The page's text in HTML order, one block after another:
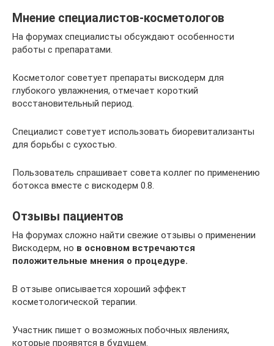
Мнение специалистов-косметологов
На форумах специалисты обсуждают особенности
работы с препаратами.
Косметолог советует препараты вискодерм для
глубокого увлажнения, отмечает короткий
восстановительный период.
Специалист советует использовать биоревитализанты
для борьбы с сухостью.
Пользователь спрашивает совета коллег по применению
ботокса вместе с вискодерм 0.8.
Отзывы пациентов
На форумах сложно найти свежие отзывы о применении
Вискодерм, но в основном встречаются
положительные мнения о процедуре.
В отзыве описывается хороший эффект
косметологической терапии.
Участник пишет о возможных побочных явлениях,
которые проявятся в будущем.